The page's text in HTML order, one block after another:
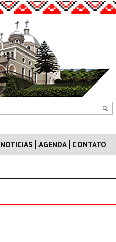
NOTICIAS AGENDA CONTATO